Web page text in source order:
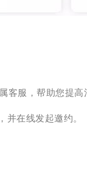
服，帮助您提高
在线发起邀约。